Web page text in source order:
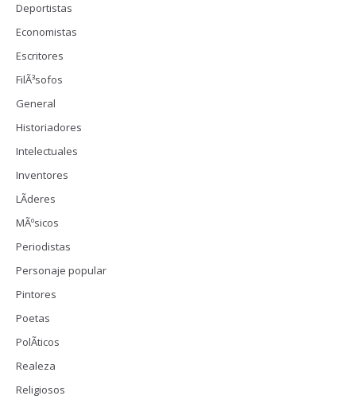
Deportistas
Economistas
Escritores
FilÃ³sofos
General
Historiadores
Intelectuales
Inventores
LÃ­deres
MÃºsicos
Periodistas
Personaje popular
Pintores
Poetas
PolÃ­ticos
Realeza
Religiosos